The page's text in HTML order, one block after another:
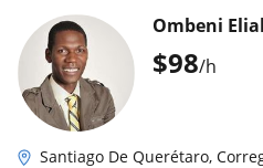
$98/h
Ombeni
Santiago De Querétaro,